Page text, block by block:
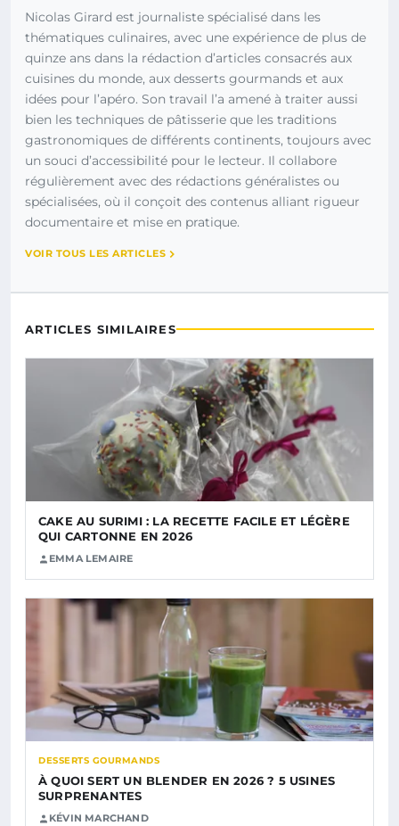
Nicolas Girard est journaliste spécialisé dans les
thématiques culinaires, avec une expérience de plus de
quinze ans dans la rédaction d’articles consacrés aux
cuisines du monde, aux desserts gourmands et aux
idées pour l’apéro. Son travail l’a amené à traiter aussi
bien les techniques de pâtisserie que les traditions
gastronomiques de différents continents, toujours avec
un souci d’accessibilité pour le lecteur. Il collabore
régulièrement avec des rédactions généralistes ou
spécialisées, où il conçoit des contenus alliant rigueur
documentaire et mise en pratique.
VOIR TOUS LES ARTICLES
ARTICLES SIMILAIRES
CAKE AU SURIMI : LA RECETTE FACILE ET LÉGÈRE
QUI CARTONNE EN 2026
EMMA LEMAIRE
DESSERTS GOURMANDS
À QUOI SERT UN BLENDER EN 2026 ? 5 USINES
SURPRENANTES
KÉVIN MARCHAND